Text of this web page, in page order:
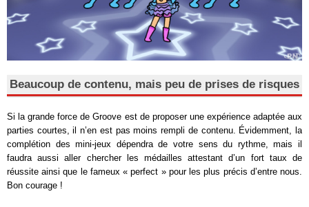
Beaucoup de contenu, mais peu de prises de risques
Si la grande force de Groove est de proposer une expérience adaptée aux
parties courtes, il n’en est pas moins rempli de contenu. Évidemment, la
complétion des mini-jeux dépendra de votre sens du rythme, mais il
faudra aussi aller chercher les médailles attestant d’un fort taux de
réussite ainsi que le fameux « perfect » pour les plus précis d’entre nous.
Bon courage !